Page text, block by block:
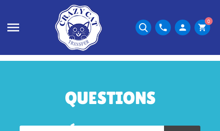
phone person shopping_cart
0
QUESTIONS